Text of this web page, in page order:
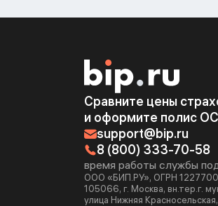
Сравните цены
и оформите полис
support@bip.ru
8 (800) 333-70-58
время работы службы
ООО «БИП.РУ», ОГРН
105066, г. Москва, вн.тер.г.
улица Нижняя